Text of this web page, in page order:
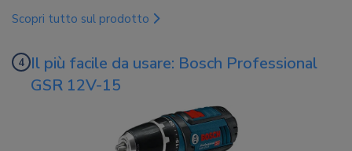
Scopri tutto sul prodotto
Il più facile da usare: Bosch Professional
GSR 12V-15